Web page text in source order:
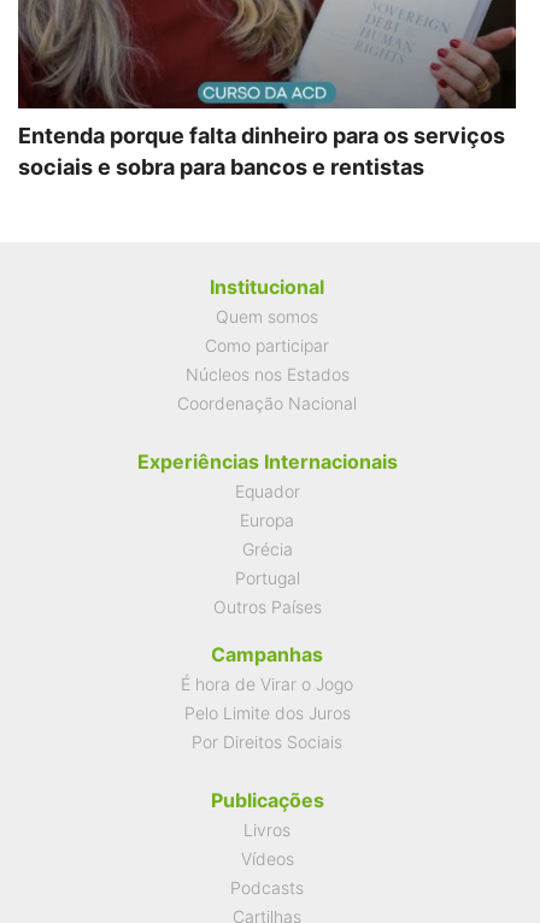
Entenda porque falta dinheiro para os serviços
sociais e sobra para bancos e rentistas
Institucional
Quem somos
Como participar
Núcleos nos Estados
Coordenação Nacional
Experiências Internacionais
Equador
Europa
Grécia
Portugal
Outros Países
Campanhas
É hora de Virar o Jogo
Pelo Limite dos Juros
Por Direitos Sociais
Publicações
Livros
Vídeos
Podcasts
Cartilhas